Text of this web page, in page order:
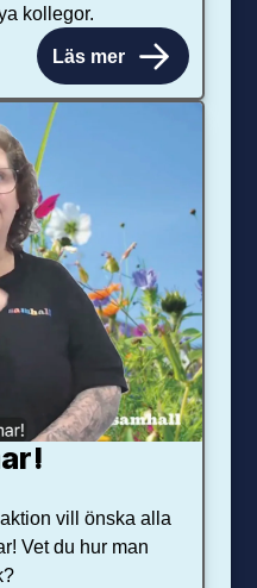
kollegor.
Läs mer
vill önska alla
Vet du hur man